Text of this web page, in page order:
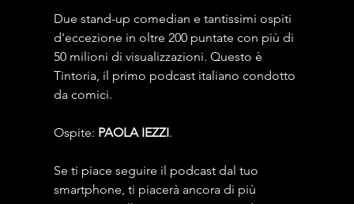
Due stand-up comedian e tantissimi ospiti
d'eccezione in oltre 200 puntate con più di
50 milioni di visualizzazioni. Questo è
Tintoria, il primo podcast italiano condotto
da comici.
Ospite: PAOLA IEZZI.
Se ti piace seguire il podcast dal tuo
smartphone, ti piacerà ancora di più